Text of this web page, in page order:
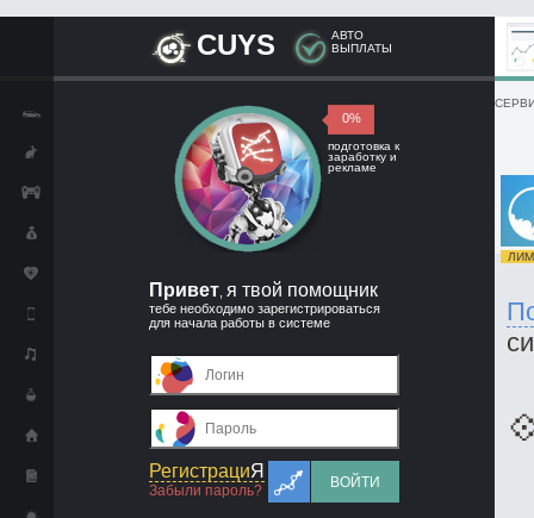
CUYS
АВТО
ВЫПЛАТЫ
0%
подготовка к
заработку и
рекламе
Привет я твой помощник
тебе необходимо зарегистрироваться
для начала работы в системе
РегистрациЯ
Забыли пароль?
ВОЙТИ